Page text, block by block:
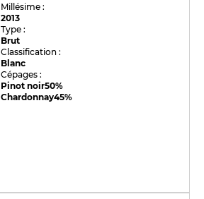
Millésime :
2013
Type :
Brut
Classification :
Blanc
Cépages :
Pinot noir50%
Chardonnay45%